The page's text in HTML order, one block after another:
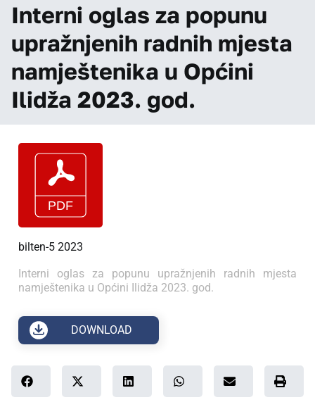
Interni oglas za popunu
upražnjenih radnih mjesta
namještenika u Općini
Ilidža 2023. god.
bilten-5 2023
Interni oglas za popunu upražnjenih radnih mjesta
namještenika u Općini Ilidža 2023. god.
DOWNLOAD